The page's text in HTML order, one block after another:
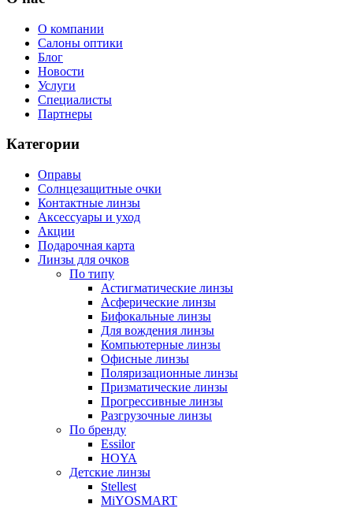
О компании
Салоны оптики
Блог
Новости
Услуги
Специалисты
Партнеры
Категории
Оправы
Солнцезащитные очки
Контактные линзы
Аксессуары и уход
Акции
Подарочная карта
Линзы для очков
По типу
Астигматические линзы
Асферические линзы
Бифокальные линзы
Для вождения линзы
Компьютерные линзы
Офисные линзы
Поляризационные линзы
Призматические линзы
Прогрессивные линзы
Разгрузочные линзы
По бренду
Essilor
HOYA
Детские линзы
Stellest
MiYOSMART